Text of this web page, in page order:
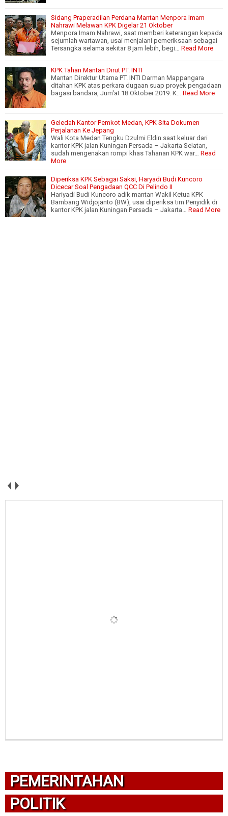
Sidang Praperadilan Perdana Mantan Menpora Imam
Nahrawi Melawan KPK Digelar 21 Oktober
Menpora Imam Nahrawi, saat memberi keterangan kepada
sejumlah wartawan, usai menjalani pemeriksaan sebagai
Tersangka selama sekitar 8 jam lebih, begi…
Read More
KPK Tahan Mantan Dirut PT. INTI
Mantan Direktur Utama PT. INTI Darman Mappangara
ditahan KPK atas perkara dugaan suap proyek pengadaan
bagasi bandara, Jum'at 18 Oktober 2019. K…
Read More
Geledah Kantor Pemkot Medan, KPK Sita Dokumen
Perjalanan Ke Jepang
Wali Kota Medan Tengku Dzulmi Eldin saat keluar dari
kantor KPK jalan Kuningan Persada – Jakarta Selatan,
sudah mengenakan rompi khas Tahanan KPK war…
Read
More
Diperiksa KPK Sebagai Saksi, Haryadi Budi Kuncoro
Dicecar Soal Pengadaan QCC Di Pelindo II
Hariyadi Budi Kuncoro adik mantan Wakil Ketua KPK
Bambang Widjojanto (BW), usai diperiksa tim Penyidik di
kantor KPK jalan Kuningan Persada – Jakarta…
Read More
PEMERINTAHAN
POLITIK